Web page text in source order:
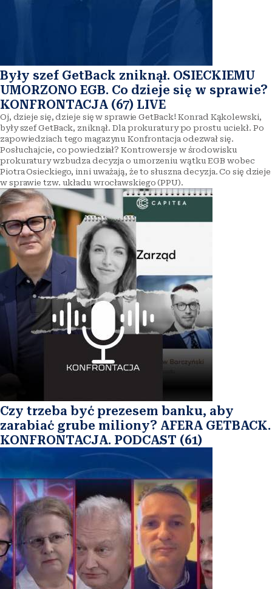
Były szef GetBack zniknął. OSIECKIEMU
UMORZONO EGB. Co dzieje się w sprawie?
KONFRONTACJA (67) LIVE
Oj, dzieje się, dzieje się w sprawie GetBack! Konrad Kąkolewski,
były szef GetBack, zniknął. Dla prokuratury po prostu uciekł. Po
zapowiedziach tego magazynu Konfrontacja odezwał się.
Posłuchajcie, co powiedział? Kontrowersje w środowisku
prokuratury wzbudza decyzja o umorzeniu wątku EGB wobec
Piotra Osieckiego, inni uważają, że to słuszna decyzja. Co się dzieje
w sprawie tzw. układu wrocławskiego (PPU).
Czy trzeba być prezesem banku, aby
zarabiać grube miliony? AFERA GETBACK.
KONFRONTACJA. PODCAST (61)